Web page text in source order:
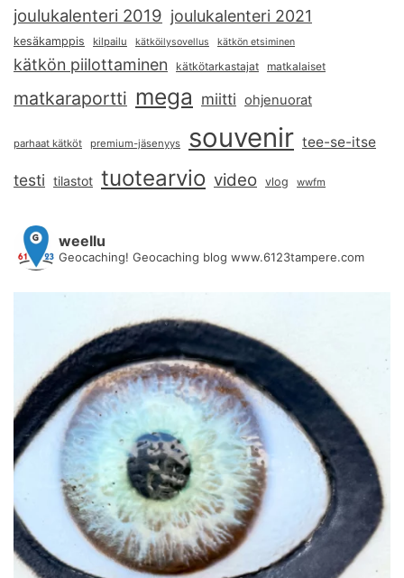
joulukalenteri 2019 joulukalenteri 2021
kesäkamppis kilpailu kätköilysovellus kätkön etsiminen
kätkön piilottaminen kätkötarkastajat matkalaiset
matkaraportti mega miitti ohjenuorat
parhaat kätköt premium-jäsenyys souvenir tee-se-itse
testi tilastot tuotearvio video vlog wwfm
weellu
Geocaching! Geocaching blog www.6123tampere.com